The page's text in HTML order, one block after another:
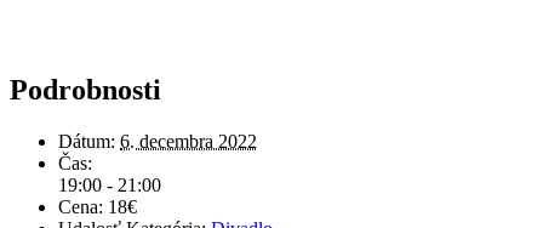
Podrobnosti
Dátum: 6. decembra 2022
Čas:
19:00 - 21:00
Cena: 18€